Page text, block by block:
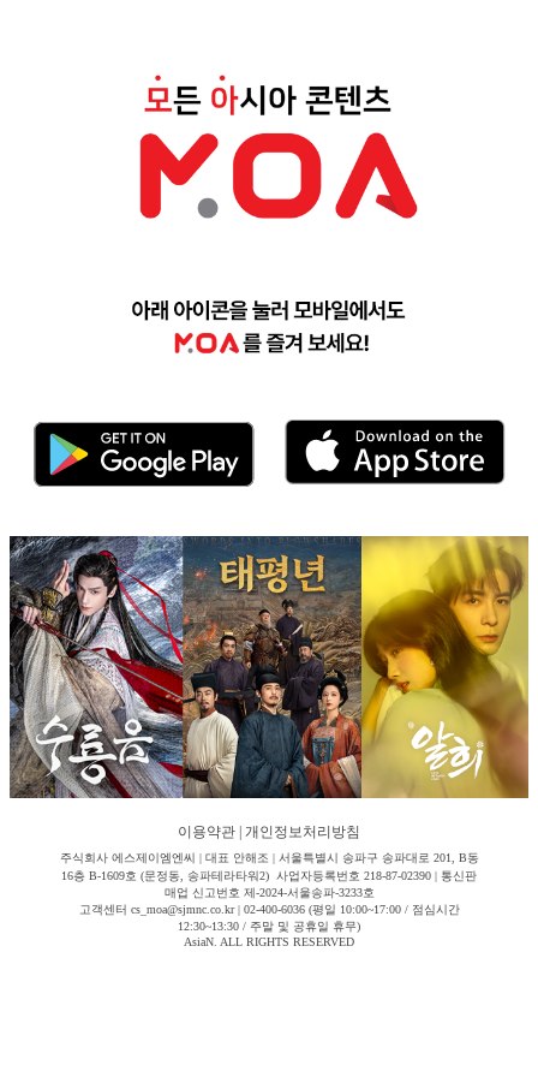
이용약관 개인정보처리방침
주식회사 에스제이엠엔씨 | 대표 안해조 | 서울특별시 송파구 송파대로 201, B동
16층 B-1609호 (문정동, 송파테라타워2) 사업자등록번호 218-87-02390 | 통신판
매업 신고번호 제-2024-서울송파-3233호
고객센터 cs_moa@sjmnc.co.kr | 02-400-6036 (평일 10:00~17:00 / 점심시간
12:30~13:30 / 주말 및 공휴일 휴무)
AsiaN. ALL RIGHTS RESERVED